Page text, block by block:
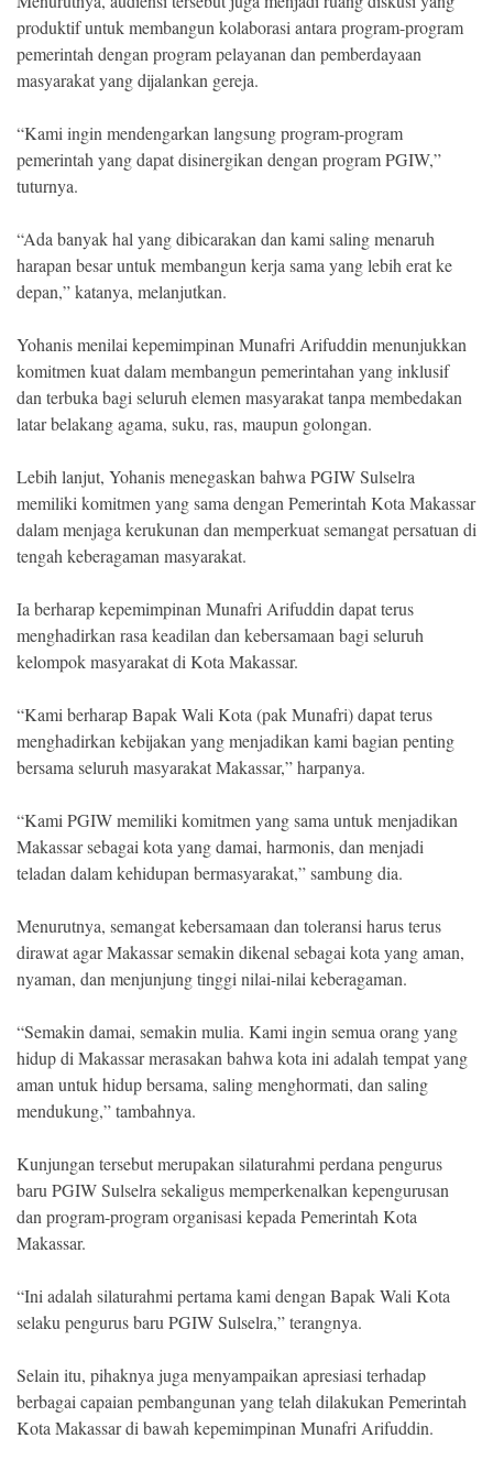
produktif untuk membangun kolaborasi antara program-program
pemerintah dengan program pelayanan dan pemberdayaan
masyarakat yang dijalankan gereja.
“Kami ingin mendengarkan langsung program-program
pemerintah yang dapat disinergikan dengan program PGIW,”
tuturnya.
“Ada banyak hal yang dibicarakan dan kami saling menaruh
harapan besar untuk membangun kerja sama yang lebih erat ke
depan,” katanya, melanjutkan.
Yohanis menilai kepemimpinan Munafri Arifuddin menunjukkan
komitmen kuat dalam membangun pemerintahan yang inklusif
dan terbuka bagi seluruh elemen masyarakat tanpa membedakan
latar belakang agama, suku, ras, maupun golongan.
Lebih lanjut, Yohanis menegaskan bahwa PGIW Sulselra
memiliki komitmen yang sama dengan Pemerintah Kota Makassar
dalam menjaga kerukunan dan memperkuat semangat persatuan di
tengah keberagaman masyarakat.
Ia berharap kepemimpinan Munafri Arifuddin dapat terus
menghadirkan rasa keadilan dan kebersamaan bagi seluruh
kelompok masyarakat di Kota Makassar.
“Kami berharap Bapak Wali Kota (pak Munafri) dapat terus
menghadirkan kebijakan yang menjadikan kami bagian penting
bersama seluruh masyarakat Makassar,” harpanya.
“Kami PGIW memiliki komitmen yang sama untuk menjadikan
Makassar sebagai kota yang damai, harmonis, dan menjadi
teladan dalam kehidupan bermasyarakat,” sambung dia.
Menurutnya, semangat kebersamaan dan toleransi harus terus
dirawat agar Makassar semakin dikenal sebagai kota yang aman,
nyaman, dan menjunjung tinggi nilai-nilai keberagaman.
“Semakin damai, semakin mulia. Kami ingin semua orang yang
hidup di Makassar merasakan bahwa kota ini adalah tempat yang
aman untuk hidup bersama, saling menghormati, dan saling
mendukung,” tambahnya.
Kunjungan tersebut merupakan silaturahmi perdana pengurus
baru PGIW Sulselra sekaligus memperkenalkan kepengurusan
dan program-program organisasi kepada Pemerintah Kota
Makassar.
“Ini adalah silaturahmi pertama kami dengan Bapak Wali Kota
selaku pengurus baru PGIW Sulselra,” terangnya.
Selain itu, pihaknya juga menyampaikan apresiasi terhadap
berbagai capaian pembangunan yang telah dilakukan Pemerintah
Kota Makassar di bawah kepemimpinan Munafri Arifuddin.